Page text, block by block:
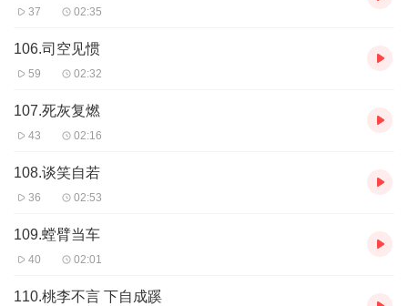
37 02:35
106.司空见惯
59 02:32
107.死灰复燃
43 02:16
108.谈笑自若
36 02:53
109.螳臂当车
40 02:01
110.桃李不言 下自成蹊